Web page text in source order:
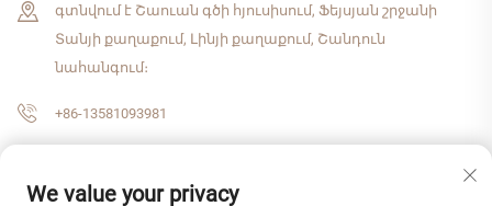
գտնվում է Շաուան գծի հյուսիսում, Ֆեյսյան շրջանի
Տանյի քաղաքում, Լինյի քաղաքում, Շանդուն
նահանգում։
+86-13581093981
We value your privacy